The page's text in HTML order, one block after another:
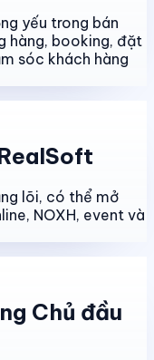
yếu trong bán
hàng, booking, đặt
sóc khách hàng
lõi, có thể mở
NOXH, event và
Chủ đầu